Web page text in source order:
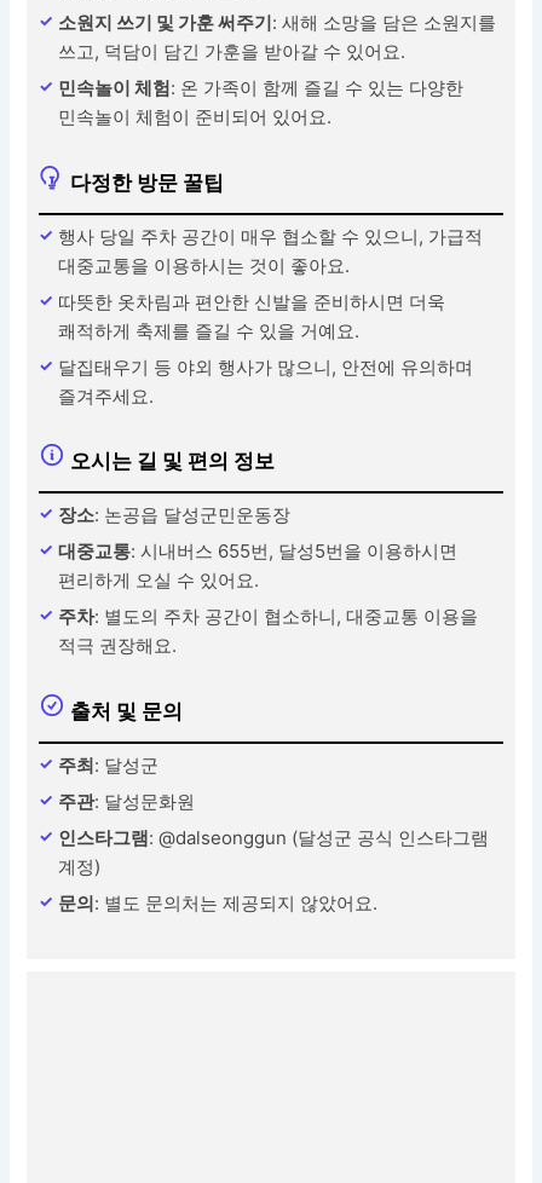
소원지 쓰기 및 가훈 써주기: 새해 소망을 담은 소원지를
쓰고, 덕담이 담긴 가훈을 받아갈 수 있어요.
민속놀이 체험: 온 가족이 함께 즐길 수 있는 다양한
민속놀이 체험이 준비되어 있어요.
다정한 방문 꿀팁
행사 당일 주차 공간이 매우 협소할 수 있으니, 가급적
대중교통을 이용하시는 것이 좋아요.
따뜻한 옷차림과 편안한 신발을 준비하시면 더욱
쾌적하게 축제를 즐길 수 있을 거예요.
달집태우기 등 야외 행사가 많으니, 안전에 유의하며
즐겨주세요.
오시는 길 및 편의 정보
장소: 논공읍 달성군민운동장
대중교통: 시내버스 655번, 달성5번을 이용하시면
편리하게 오실 수 있어요.
주차: 별도의 주차 공간이 협소하니, 대중교통 이용을
적극 권장해요.
출처 및 문의
주최: 달성군
주관: 달성문화원
인스타그램: @dalseonggun (달성군 공식 인스타그램
계정)
문의: 별도 문의처는 제공되지 않았어요.